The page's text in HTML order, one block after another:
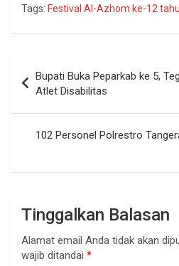
Tags: Festival Al-Azhom ke-12
pos
Bupati Buka Peparkab ke 5,
Atlet Disabilitas
102 Personel Polrestro
Tinggalkan Balasan
Alamat email Anda tidak akan
wajib ditandai *